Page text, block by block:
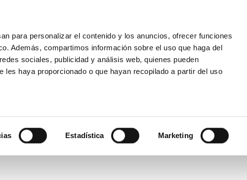
para personalizar el contenido y los anuncios, ofrecer funciones
Además, compartimos información sobre el uso que haga del
sociales, publicidad y análisis web, quienes pueden
les haya proporcionado o que hayan recopilado a partir del uso
Estadística Marketing
duraciòn sigue aumentando"
de larga duraciòn sigue